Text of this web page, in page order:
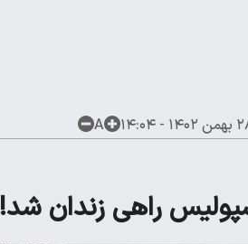
- ۱۴:۰۴ A
راهی زندان شد!